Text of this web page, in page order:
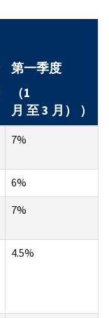
第一季度
（1
月 至 3 月） ）
7%
6%
7%
4.5%